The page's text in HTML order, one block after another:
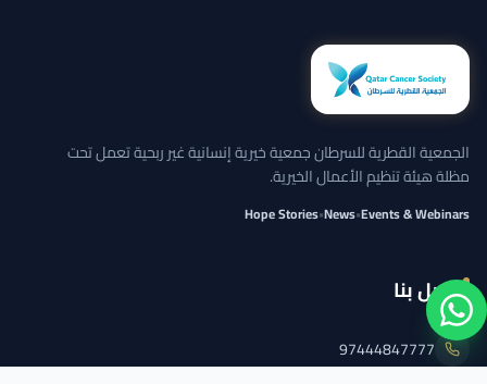
الجمعية القطرية للسرطان جمعية خيرية إنسانية غير ربحية تعمل تحت
مظلة هيئة تنظيم الأعمال الخيرية.
Events & Webinars
•
News
•
Hope Stories
اتصل بنا
97444847777